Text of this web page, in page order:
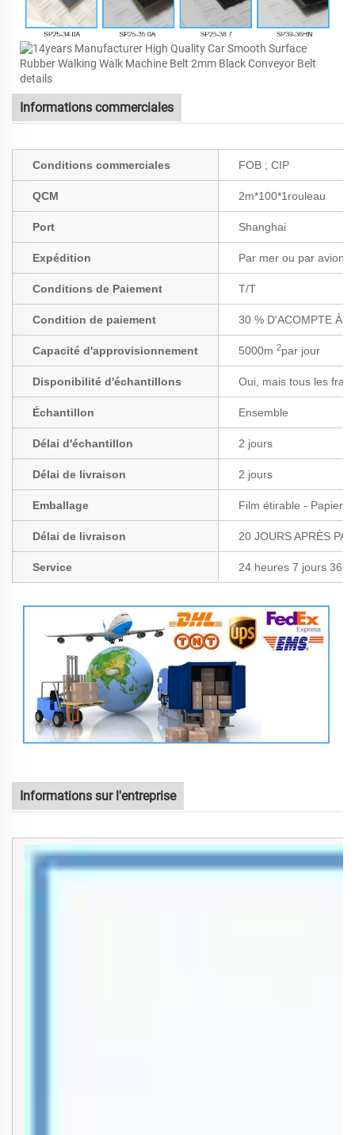
Informations commerciales
Conditions commerciales FOB ; CIP
QCM 2m*100*1rouleau
Port Shanghai
Expédition Par mer ou par avion
Conditions de Paiement T/T
Condition de paiement 30 % D'ACOMPTE À
Capacité d'approvisionnement 5000m 2par jour
Disponibilité d'échantillons Oui, mais tous les
Échantillon Ensemble
Délai d'échantillon 2 jours
Délai de livraison 2 jours
Emballage Film étirable - Papier
Délai de livraison 20 JOURS APRÈS
Service 24 heures 7 jours 365
Informations sur l'entreprise